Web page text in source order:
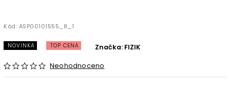
Kód: ASP00101555_8_1
NOVINKA TOP CENA
Neohodnoceno
Značka: FIZIK